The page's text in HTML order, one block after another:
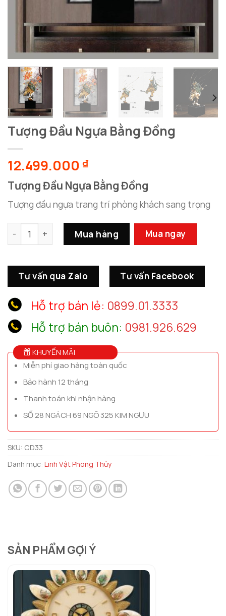
Tượng Đầu Ngựa Bằng Đồng
12.499.000 ₫
Tượng Đầu Ngựa Bằng Đồng
Tượng đầu ngựa trang trí phòng khách sang trọng
Tượng Đầu Ngựa Bằng Đồng số lượng
Mua hàng Mua ngay
Tư vấn qua Zalo Tư vấn Facebook
Hỗ trợ bán lẻ: 0899.01.3333
Hỗ trợ bán buôn: 0981.926.629
KHUYẾN MÃI
Miễn phí giao hàng toàn quốc
Bảo hành 12 tháng
Thanh toán khi nhận hàng
SỐ 28 NGÁCH 69 NGÕ 325 KIM NGƯU
SKU: CD33
Danh mục: Linh Vật Phong Thủy
SẢN PHẨM GỢI Ý